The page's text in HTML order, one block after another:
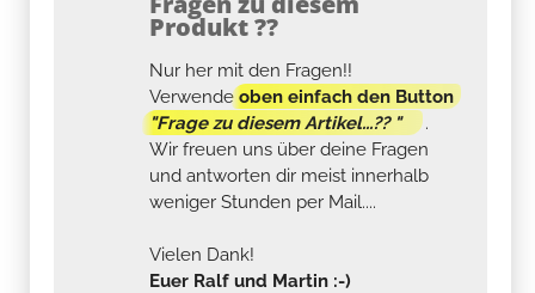
Produkt ??
Nur her mit den Fragen!!
Verwendeoben einfach den Button
"Frage zu diesem Artikel...?? "
.
Wir freuen uns über deine Fragen
und antworten dir meist innerhalb
weniger Stunden per Mail....
Vielen Dank!
Euer Ralf und Martin :-)